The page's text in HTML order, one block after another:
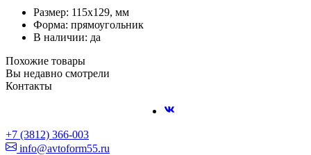
Размер: 115х129, мм
Форма: прямоугольник
В наличии: да
Похожие товары
Вы недавно смотрели
Контакты
+7 (3812) 366-003
info@avtoform55.ru